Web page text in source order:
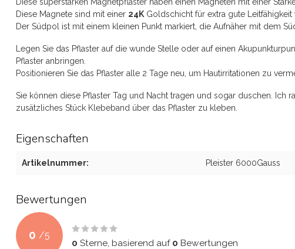
Diese Magnete sind mit einer 24K Goldschicht für extra gute Leitfähigkeit
Der Südpol ist mit einem kleinen Punkt markiert, die Aufnäher mit dem
Legen Sie das Pflaster auf die wunde Stelle oder auf einen
Pflaster anbringen.
Positionieren Sie das Pflaster alle 2 Tage neu, um Hautirritationen zu
Sie können diese Pflaster Tag und Nacht tragen und sogar duschen. Ich
zusätzliches Stück Klebeband über das Pflaster zu kleben.
Eigenschaften
Artikelnummer: Pleister 6000Gauss
Bewertungen
0 /5
0 Sterne, basierend auf 0 Bewertungen